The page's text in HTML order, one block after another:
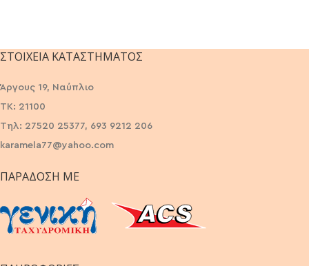
ΣΤΟΙΧΕΊΑ ΚΑΤΑΣΤΉΜΑΤΟΣ
Άργους 19, Ναύπλιο
ΤΚ: 21100
Τηλ: 27520 25377, 693 9212 206
karamela77@yahoo.com
ΠΑΡΆΔΟΣΗ ΜΕ